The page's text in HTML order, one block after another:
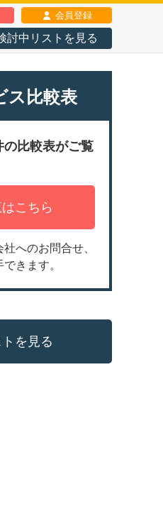
会員登録
討中リストを見る
ます！
ス比較表
の比較表がご覧
こちら
へのお問合せ、
きます。
を見る